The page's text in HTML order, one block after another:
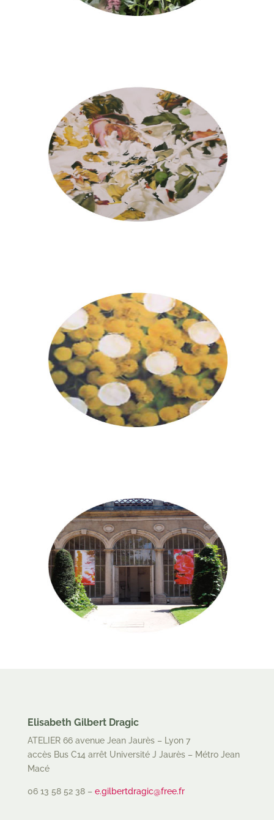
Elisabeth Gilbert Dragic
ATELIER 66 avenue Jean Jaurès – Lyon 7
accès Bus C14 arrêt Université J Jaurès – Métro Jean
Macé
06 13 58 52 38 – e.gilbertdragic@free.fr